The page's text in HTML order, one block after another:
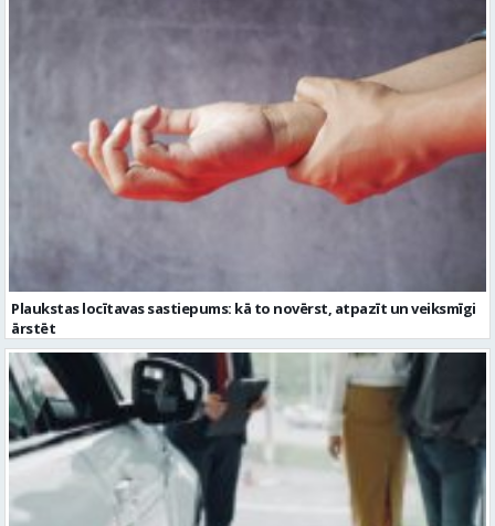
Plaukstas locītavas sastiepums: kā to novērst, atpazīt un veiksmīgi